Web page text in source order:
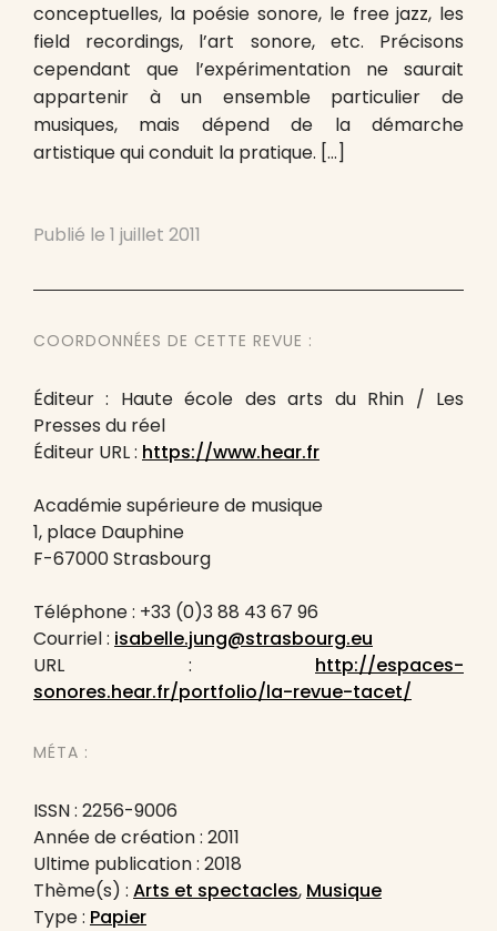
conceptuelles, la poésie sonore, le free jazz, les
field recordings, l’art sonore, etc. Précisons
cependant que l’expérimentation ne saurait
appartenir à un ensemble particulier de
musiques, mais dépend de la démarche
artistique qui conduit la pratique. […]
Publié le 1 juillet 2011
COORDONNÉES DE CETTE REVUE :
Éditeur : Haute école des arts du Rhin / Les
Presses du réel
Éditeur URL : https://www.hear.fr
Académie supérieure de musique
1, place Dauphine
F-67000 Strasbourg
Téléphone : +33 (0)3 88 43 67 96
Courriel : isabelle.jung@strasbourg.eu
URL : http://espaces-
sonores.hear.fr/portfolio/la-revue-tacet/
MÉTA :
ISSN : 2256-9006
Année de création : 2011
Ultime publication : 2018
Thème(s) : Arts et spectacles, Musique
Type : Papier